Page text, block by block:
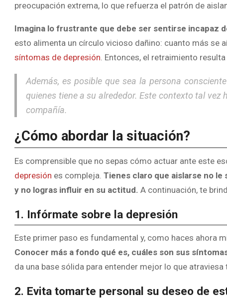
preocupación extrema, lo que refuerza el patrón de
Imagina lo frustrante que debe ser sentirse incapaz
esto alimenta un círculo vicioso dañino: cuanto más se
síntomas de depresión. Entonces, el retraimiento
Además, es posible que sea la persona
quienes tiene a su alrededor. Este contexto tal
compañía.
¿Cómo abordar la situación?
Es comprensible que no sepas cómo actuar ante este
depresión es compleja. Tienes claro que aislarse no
y no logras influir en su actitud. A continuación, te
1. Infórmate sobre la depresión
Este primer paso es fundamental y, como haces ahora
Conocer más a fondo qué es, cuáles son sus
da una base sólida para entender mejor lo que
2. Evita tomarte personal su deseo de